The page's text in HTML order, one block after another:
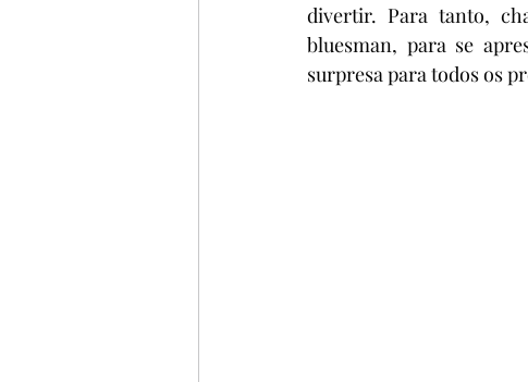
divertir. Para tanto,
bluesman, para se
surpresa para todos os